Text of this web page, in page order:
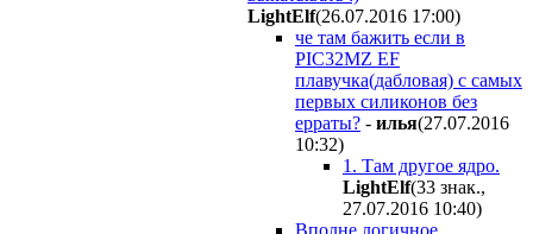
LightElf(26.07.2016 17:00)
че там бажить если в
PIC32MZ EF
плавучка(дабловая) с самых
первых силиконов без
ерраты? - илья(27.07.2016
10:32)
1. Там другое ядро.
LightElf(33 знак.,
27.07.2016 10:40)
Вполне логичное